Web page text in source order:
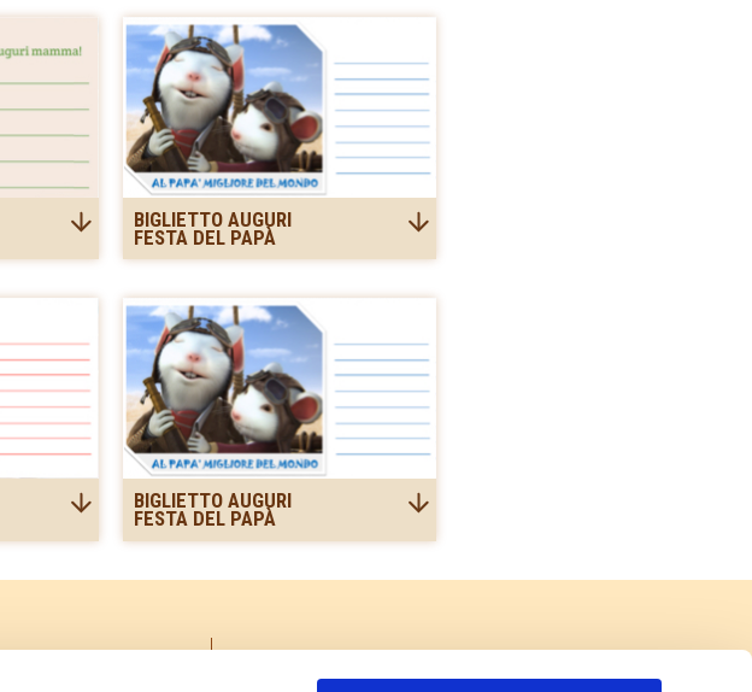
BIGLIETTO AUGURI
FESTA DEL PAPÀ
BIGLIETTO AUGURI
FESTA DEL PAPÀ
Sponsor ufficiale di: